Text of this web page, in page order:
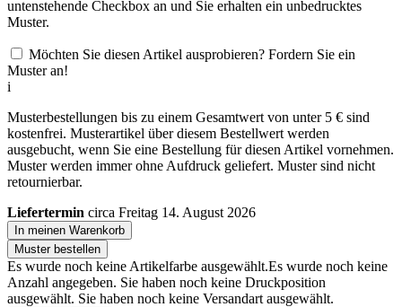
untenstehende Checkbox an und Sie erhalten ein unbedrucktes
Muster.
Möchten Sie diesen Artikel ausprobieren? Fordern Sie ein
Muster an!
i
Musterbestellungen bis zu einem Gesamtwert von unter 5 € sind
kostenfrei. Musterartikel über diesem Bestellwert werden
ausgebucht, wenn Sie eine Bestellung für diesen Artikel vornehmen.
Muster werden immer ohne Aufdruck geliefert. Muster sind nicht
retournierbar.
Liefertermin circa Freitag 14. August 2026
In meinen Warenkorb
Muster bestellen
Es wurde noch keine Artikelfarbe ausgewählt.Es wurde noch keine
Anzahl angegeben. Sie haben noch keine Druckposition
ausgewählt. Sie haben noch keine Versandart ausgewählt.